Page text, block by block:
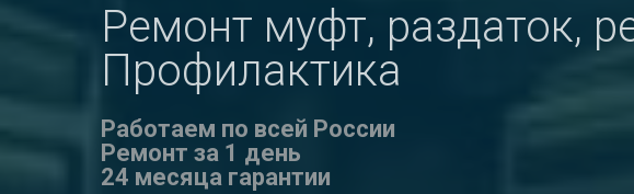
Ремонт муфт, раздаток,
Профилактика
Работаем по всей России
Ремонт за 1 день
24 месяца гарантии